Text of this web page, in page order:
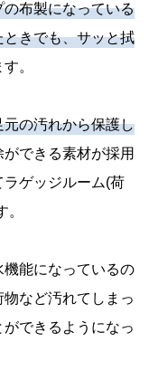
の布製になっている
きでも、サッと拭
。
元の汚れから保護し
できる素材が採用
ゲッジルーム(荷
機能になっているの
など汚れてしまっ
できるようになっ